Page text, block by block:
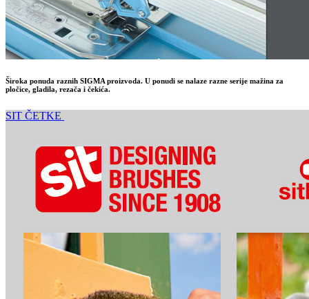
Široka ponuda raznih SIGMA proizvoda. U ponudi se nalaze razne serije mažina za
pločice, gladila, rezača i čekića.
SIT ČETKE